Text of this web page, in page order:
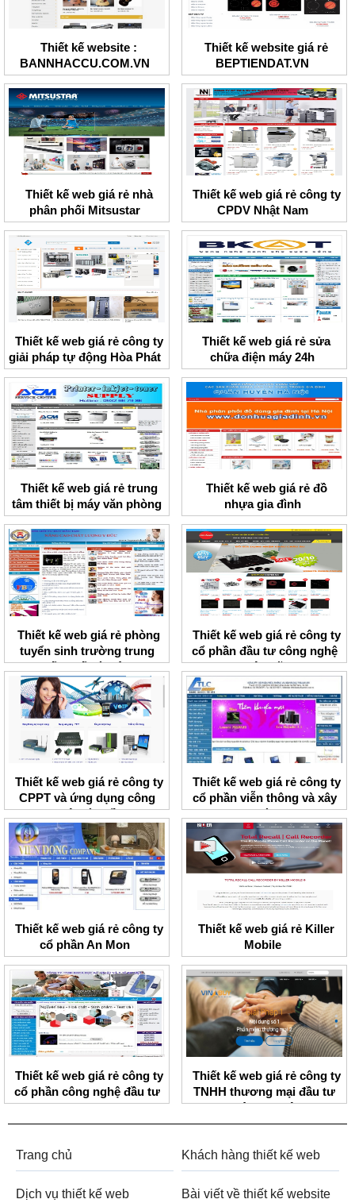
Thiết kế website :
BANNHACCU.COM.VN
Thiết kế website giá rẻ
BEPTIENDAT.VN
Thiết kế web giá rẻ nhà
phân phối Mitsustar
Thiết kế web giá rẻ công ty
CPDV Nhật Nam
Thiết kế web giá rẻ công ty
giải pháp tự động Hòa Phát
Thiết kế web giá rẻ sửa
chữa điện máy 24h
Thiết kế web giá rẻ trung
tâm thiết bị máy văn phòng
ACM
Thiết kế web giá rẻ đồ
nhựa gia đình
Thiết kế web giá rẻ phòng
tuyển sinh trường trung
cấp y tế Hà Nội
Thiết kế web giá rẻ công ty
cổ phần đầu tư công nghệ
Việt Mỹ
Thiết kế web giá rẻ công ty
CPPT và ứng dụng công
nghệ toàn cầu
Thiết kế web giá rẻ công ty
cổ phần viễn thông và xây
dựng Thành Lợi
Thiết kế web giá rẻ công ty
cổ phần An Mon
Thiết kế web giá rẻ Killer
Mobile
Thiết kế web giá rẻ công ty
cổ phần công nghệ đầu tư
BMV
Thiết kế web giá rẻ công ty
TNHH thương mại đầu tư
ngôi sao Việt
Trang chủ Khách hàng thiết kế web
Dịch vụ thiết kế web Bài viết về thiết kế website